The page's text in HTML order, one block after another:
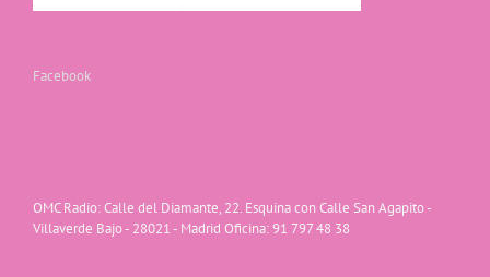
Facebook
OMC Radio: Calle del Diamante, 22. Esquina con Calle San Agapito -
Villaverde Bajo - 28021 - Madrid Oficina: 91 797 48 38